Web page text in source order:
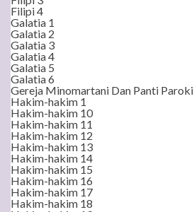
Filipi 4
Galatia 1
Galatia 2
Galatia 3
Galatia 4
Galatia 5
Galatia 6
Gereja Minomartani Dan Panti Paroki
Hakim-hakim 1
Hakim-hakim 10
Hakim-hakim 11
Hakim-hakim 12
Hakim-hakim 13
Hakim-hakim 14
Hakim-hakim 15
Hakim-hakim 16
Hakim-hakim 17
Hakim-hakim 18